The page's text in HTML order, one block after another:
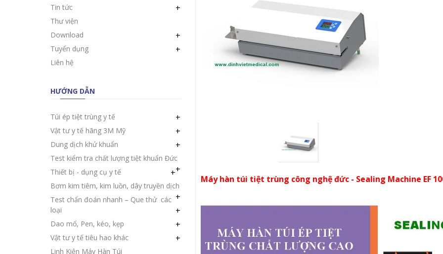
Tin tức +
Thư viện
Download
+
Tuyển dụng +
Liên hệ
HƯỚNG DẪN
Túi ép tiệt trùng y tế +
Vật tư y tế hãng 3M Mỹ +
Dung dịch khử khuẩn +
Test kiểm tra chất lượng tiệt khuẩn Đức
+
Thiết bị - dụng cụ y tế +
Bơm kim tiêm, kim luồn, dây truyền dịch
+
Test chẩn đoán nhanh – Que thử các
loại
+
Dao mổ, Pen, kéo, kẹp +
Vật tư y tế tiêu hao khác +
Linh Kiện Máy Hàn Túi
Máy hàn túi tiệt trùng công nghệ đức - Sealing Machine EF